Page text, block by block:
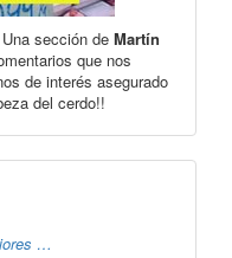
sección de Martín
que nos
de interés asegurado
del cerdo!!
…